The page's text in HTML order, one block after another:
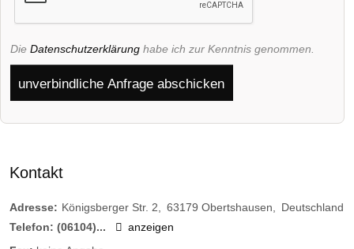
Die Datenschutzerklärung habe ich zur Kenntnis genommen.
unverbindliche Anfrage abschicken
Kontakt
Adresse: Königsberger Str. 2 63179 Obertshausen
Deutschland
Telefon: (06104)...
anzeigen